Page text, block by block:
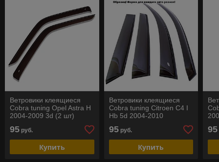
Ветровики клеящиеся
Cobra tuning Opel Astra H
2004-2009 3d (2 шт)
95 руб.
Купить
Ветровики клеящиеся
Cobra tuning Citroen C4 I
Hb 5d 2004-2010
95руб.
Купить
95